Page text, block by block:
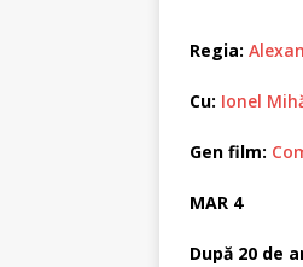
Regia:
Cu: Ionel
Gen film:
MAR 4
După 20 de